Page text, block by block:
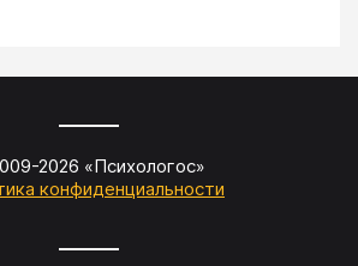
2026 «Психологос»
конфиденциальности